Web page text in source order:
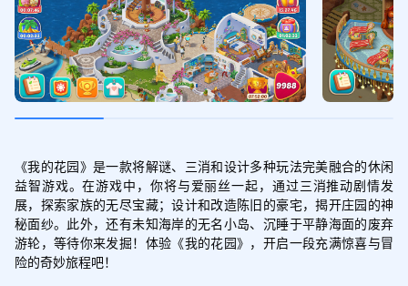
《我的花园》是一款将解谜、三消和设计多种玩法完美融合的休闲
益智游戏。在游戏中，你将与爱丽丝一起，通过三消推动剧情发
展，探索家族的无尽宝藏；设计和改造陈旧的豪宅，揭开庄园的神
秘面纱。此外，还有未知海岸的无名小岛、沉睡于平静海面的废弃
游轮，等待你来发掘！体验《我的花园》，开启一段充满惊喜与冒
险的奇妙旅程吧！